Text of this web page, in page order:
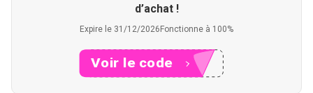
d’achat !
Expire le 31/12/2026 Fonctionne à 100%
XXXER
Voir le code